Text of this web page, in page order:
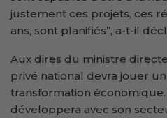
justement ces projets, ces
ans, sont planifiés’’, a-t-il
Aux dires du ministre
privé national devra jouer
transformation économique.
développera avec son